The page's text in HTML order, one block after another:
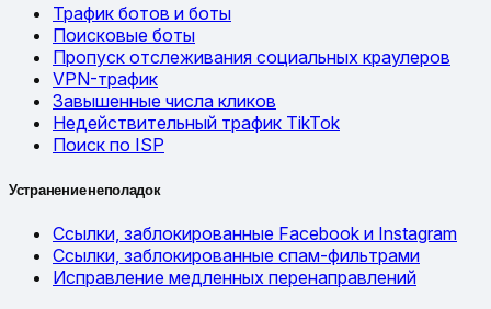
Трафик ботов и боты
Поисковые боты
Пропуск отслеживания социальных краулеров
VPN-трафик
Завышенные числа кликов
Недействительный трафик TikTok
Поиск по ISP
Устранение неполадок
Ссылки, заблокированные Facebook и Instagram
Ссылки, заблокированные спам-фильтрами
Исправление медленных перенаправлений